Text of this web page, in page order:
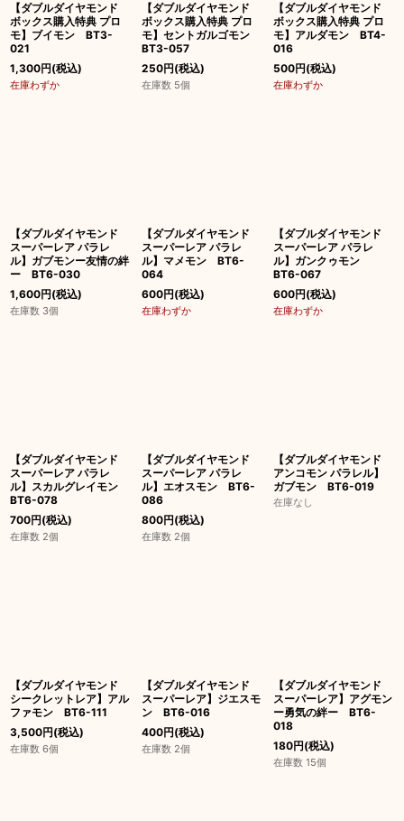
【ダブルダイヤモンド
ボックス購入特典 プロ
モ】ブイモン BT3-
021
1,300円(税込)
在庫わずか
【ダブルダイヤモンド
ボックス購入特典 プロ
モ】セントガルゴモン
BT3-057
250円(税込)
在庫数 5個
【ダブルダイヤモンド
ボックス購入特典 プロ
モ】アルダモン BT4-
016
500円(税込)
在庫わずか
【ダブルダイヤモンド
スーパーレア パラレ
ル】ガブモンー友情の絆
ー BT6-030
1,600円(税込)
在庫数 3個
【ダブルダイヤモンド
スーパーレア パラレ
ル】マメモン BT6-
064
600円(税込)
在庫わずか
【ダブルダイヤモンド
スーパーレア パラレ
ル】ガンクゥモン
BT6-067
600円(税込)
在庫わずか
【ダブルダイヤモンド
スーパーレア パラレ
ル】スカルグレイモン
BT6-078
700円(税込)
在庫数 2個
【ダブルダイヤモンド
スーパーレア パラレ
ル】エオスモン BT6-
086
800円(税込)
在庫数 2個
【ダブルダイヤモンド
アンコモン パラレル】
ガブモン BT6-019
在庫なし
【ダブルダイヤモンド
シークレットレア】アル
ファモン BT6-111
3,500円(税込)
在庫数 6個
【ダブルダイヤモンド
スーパーレア】ジエスモ
ン BT6-016
400円(税込)
在庫数 2個
【ダブルダイヤモンド
スーパーレア】アグモン
ー勇気の絆ー BT6-
018
180円(税込)
在庫数 15個